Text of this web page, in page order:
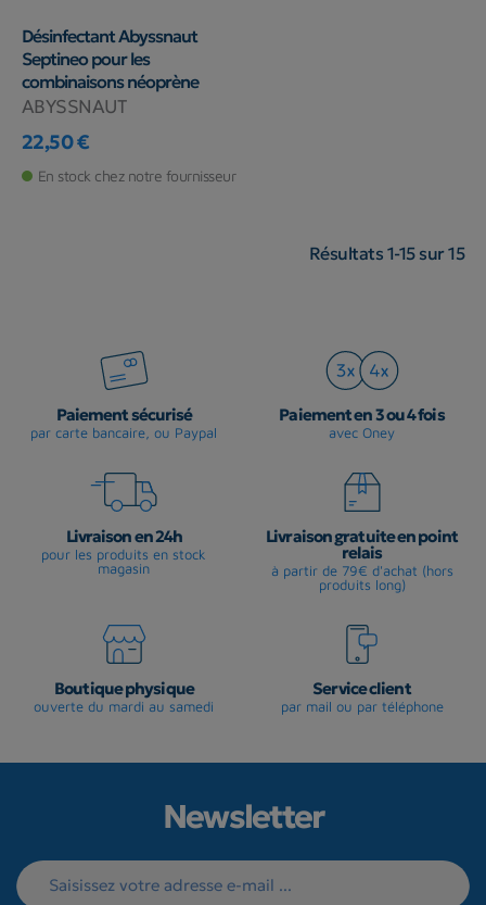
Désinfectant Abyssnaut
Septineo pour les
combinaisons néoprène
ABYSSNAUT
Prix
22,50 €
En stock chez notre fournisseur
Résultats 1-15 sur 15
Paiement sécurisé
par carte bancaire, ou Paypal
Paiement en 3 ou 4 fois
avec Oney
Livraison en 24h
pour les produits en stock
magasin
Livraison gratuite en point
relais
à partir de 79€ d'achat (hors
produits long)
Boutique physique
ouverte du mardi au samedi
Service client
par mail ou par téléphone
Newsletter